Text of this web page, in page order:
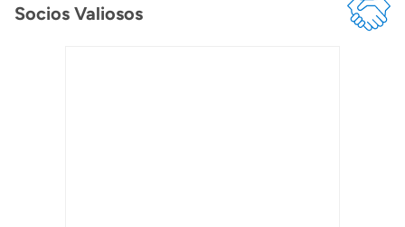
Socios Valiosos